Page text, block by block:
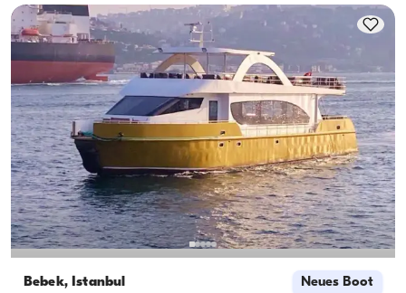
Übernachtungskapazität berücksichtigt werden; bei
Tagesvermietungen gilt die Tageskapazität.
Bebek, İstanbul Neues Boot